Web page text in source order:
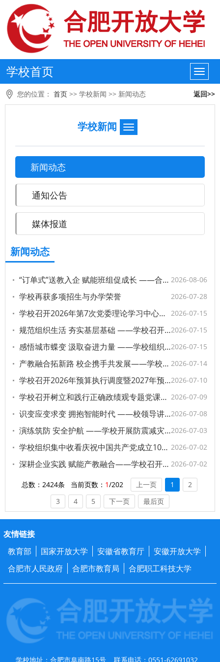
学校首页
您的位置： 首页 >> 学校新闻 >> 新闻动态 返回>>
学校新闻
新闻动态
通知公告
媒体报道
新闻动态
2026-08-06
“订单式”送教入企 赋能班组促成长 ——合肥新站工匠学院班组长培训班暑期走进多家企业
2026-07-28
学校再获多项招生与办学荣誉
2026-07-15
学校召开2026年第7次党委理论学习中心组学习会议
2026-07-15
规范组织生活 夯实基层基础 ——学校召开党建实务交流会
2026-07-15
感悟城市蝶变 汲取奋进力量 ——学校组织党员参观合肥改革发展图片展
2026-07-14
产教融合拓新路 校企携手共发展——学校组织开展“产教城融合高新行”企业参访活动
2026-07-10
学校召开2026年预算执行调度暨2027年预算编制工作会议
2026-07-09
学校召开树立和践行正确政绩观专题党课报告会暨“两优一先”表彰大会
2026-07-08
识变应变求变 拥抱智能时代 ——校领导讲授专题思政课
2026-07-03
演练筑防 安全护航 ——学校开展防震减灾与消防疏散演练
2026-07-02
学校组织集中收看庆祝中国共产党成立105周年大会并举行“光荣在党50年”纪念章颁发仪式
2026-07-02
深耕企业实践 赋能产教融合——学校召开2026年教师赴企挂职实践汇报交流会
总数：2424条 当前页数： 1/202 上一页 1
2
3
4 5 下一页 最后页
友情链接
教育部
国家开放大学 安徽省教育厅
安徽开放大学
合肥市人民政府
合肥市教育局 合肥职工科技大学
学校地址：合肥市阜南路15号 联系电话：0551-62691032、